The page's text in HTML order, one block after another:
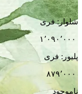
شلوار: فری
پلیور : فری
ناموجود